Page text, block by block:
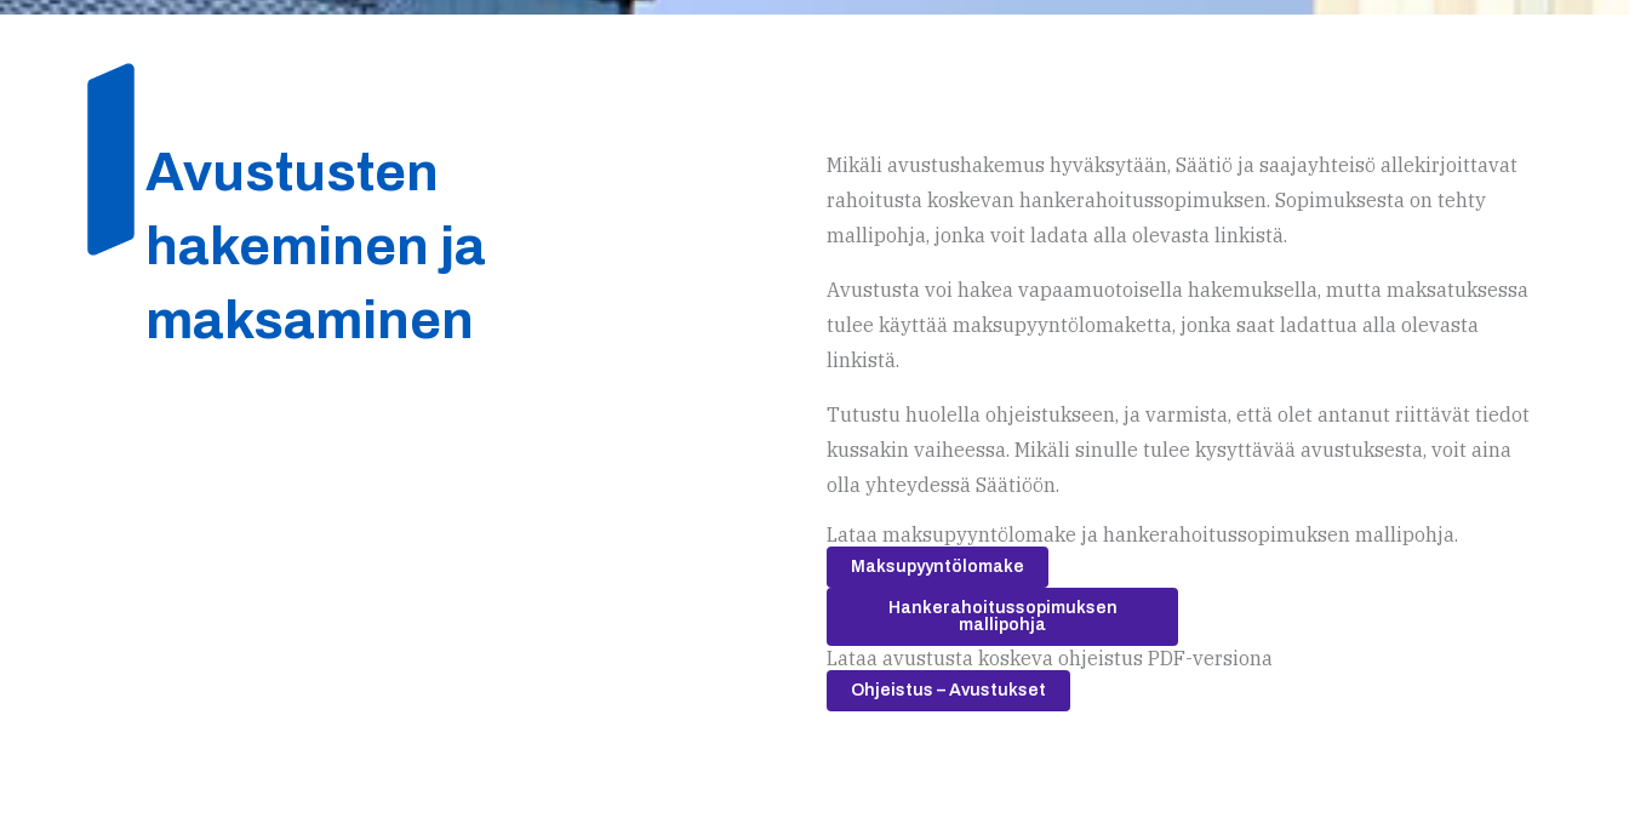
Avustusten
hakeminen ja
maksaminen
Mikäli avustushakemus hyväksytään, Säätiö ja saajayhteisö allekirjoittavat
rahoitusta koskevan hankerahoitussopimuksen. Sopimuksesta on tehty
mallipohja, jonka voit ladata alla olevasta linkistä.
Avustusta voi hakea vapaamuotoisella hakemuksella, mutta maksatuksessa
tulee käyttää maksupyyntölomaketta, jonka saat ladattua alla olevasta
linkistä.
Tutustu huolella ohjeistukseen, ja varmista, että olet antanut riittävät tiedot
kussakin vaiheessa. Mikäli sinulle tulee kysyttävää avustuksesta, voit aina
olla yhteydessä Säätiöön.
Lataa maksupyyntölomake ja hankerahoitussopimuksen mallipohja.
Maksupyyntölomake
Hankerahoitussopimuksen
mallipohja
Lataa avustusta koskeva ohjeistus PDF-versiona
Ohjeistus – Avustukset